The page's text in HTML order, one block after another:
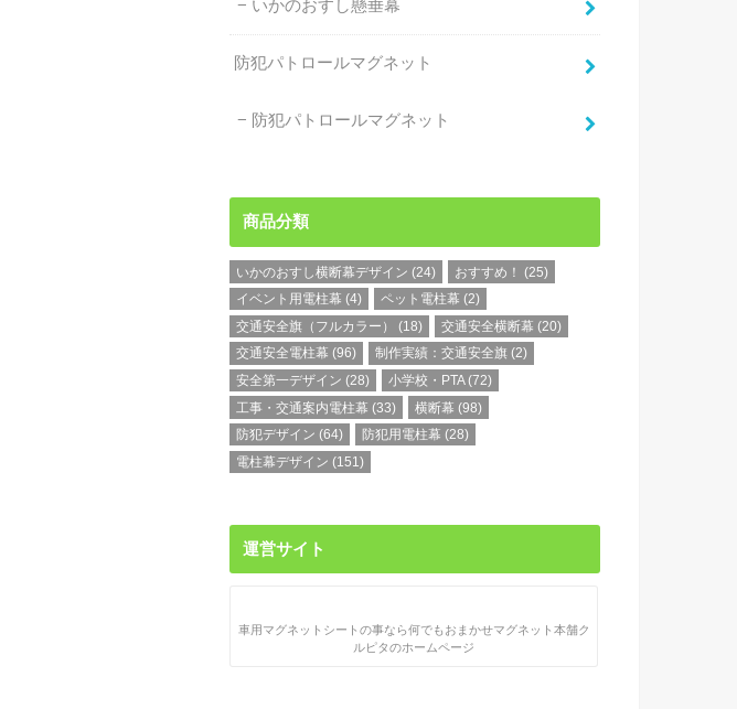
いかのおすし懸垂幕
防犯パトロールマグネット
防犯パトロールマグネット
商品分類
いかのおすし横断幕デザイン (24) おすすめ！ (25)
イベント用電柱幕 (4) ペット電柱幕 (2)
交通安全旗（フルカラー）
(18) 交通安全横断幕 (20)
交通安全電柱幕 (96) 制作実績：交通安全旗 (2)
安全第一デザイン (28) 小学校・PTA(72)
工事・交通案内電柱幕 (33) 横断幕 (98)
防犯デザイン (64) 防犯用電柱幕 (28)
電柱幕デザイン (151)
運営サイト
車用マグネットシートの事なら何でもおまかせマグネット本舗ク
ルピタのホームページ